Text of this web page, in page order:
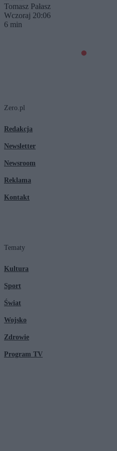
Tomasz Pałasz
Wczoraj 20:06
6 min
Zero.pl
Redakcja
Newsletter
Newsroom
Reklama
Kontakt
Tematy
Kultura
Sport
Świat
Wojsko
Zdrowie
Program TV